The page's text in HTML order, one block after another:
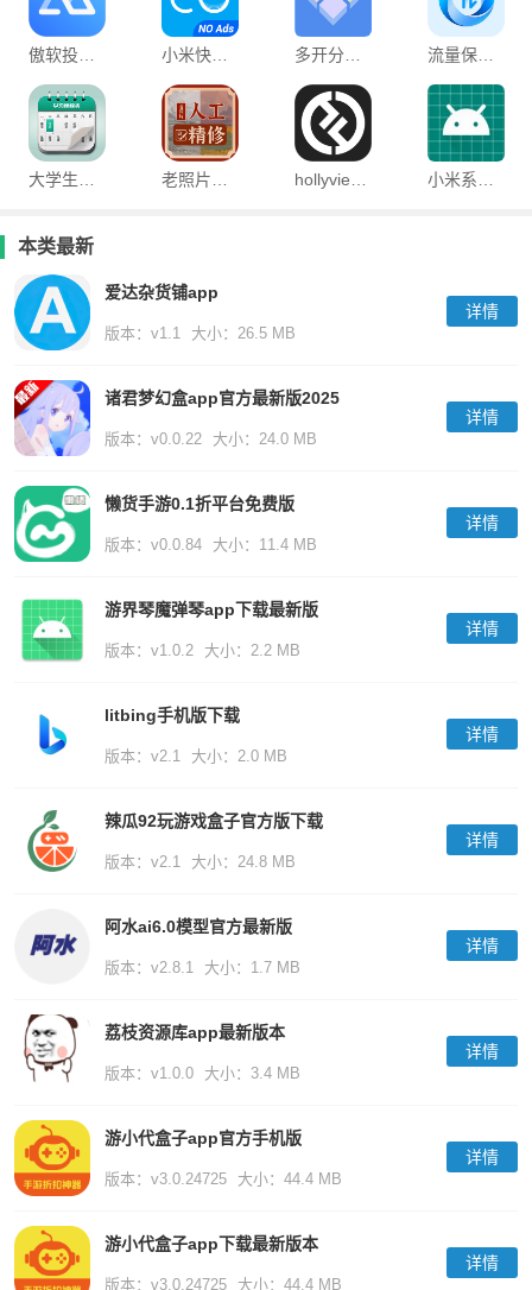
傲软投屏手机版 小米快传最新版 流量保卫先锋最新版
本类最新
爱达杂货铺app
版本：v1.1 大小：26.5 MB
详情
诸君梦幻盒app官方最新版2025
版本：v0.0.22 大小：24.0 MB
详情
懒货手游0.1折平台免费版
版本：v0.0.84 大小：11.4 MB
详情
游界琴魔弹琴app下载最新版
版本：v1.0.2 大小：2.2 MB
详情
litbing手机版下载
版本：v2.1 大小：2.0 MB
详情
辣瓜92玩游戏盒子官方版下载
版本：v2.1 大小：24.8 MB
详情
阿水ai6.0模型官方最新版
版本：v2.8.1 大小：1.7 MB
详情
荔枝资源库app最新版本
版本：v1.0.0 大小：3.4 MB
详情
游小代盒子app官方手机版
版本：v3.0.24725 大小：44.4 MB
详情
游小代盒子app下载最新版本
版本：v3.0.24725 大小：44.4 MB
详情